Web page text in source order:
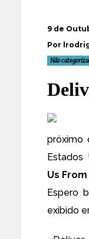
9 de
Por
Não
próximo
Estados
Us
Espero
exibido